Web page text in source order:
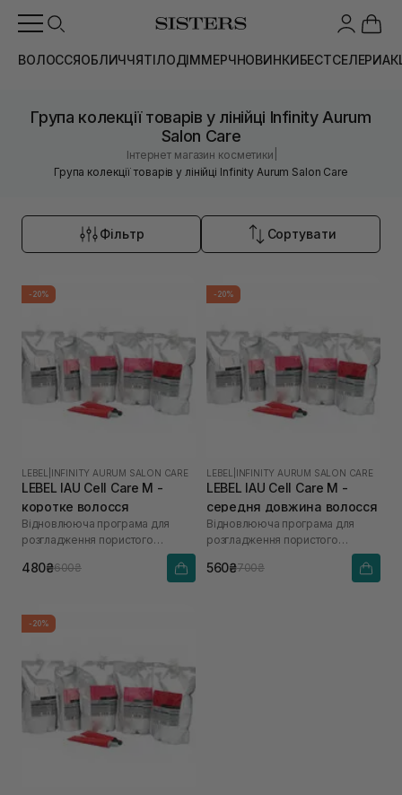
ВОЛОССЯОБЛИЧЧЯТІЛОДІММЕРЧНОВИНКИБЕСТСЕЛЕРИ
Група колекції товарів у лінійці Infinity Aurum
Salon Care
Інтернет магазин косметики
Група колекції товарів у лінійці Infinity Aurum Salon Care
Фільтр Сортувати
-20%
LEBEL INFINITY AURUM SALON CARE
LEBEL IAU Cell Care М -
коротке волосся
Відновлююча програма для
розгладження пористого
волосся «Щастя для волосся»
480₴600₴
-20%
LEBEL INFINITY AURUM SALON CARE
LEBEL IAU Cell Care М -
середня довжина волосся
Відновлююча програма для
розгладження пористого
волосся «Щастя для волосся»
560₴700₴
-20%